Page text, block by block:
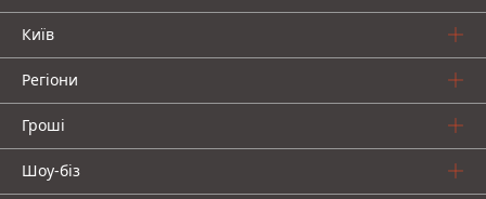
Київ
Регіони
Гроші
Шоу-біз